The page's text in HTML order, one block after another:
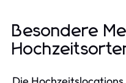
Besondere